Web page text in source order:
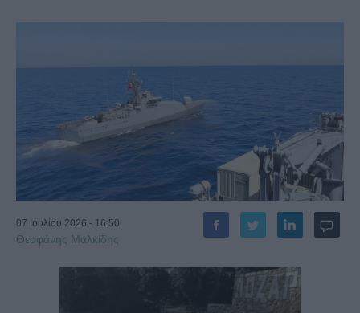
07 Ιουλίου 2026 - 16:50
Θεοφάνης Μαλκίδης